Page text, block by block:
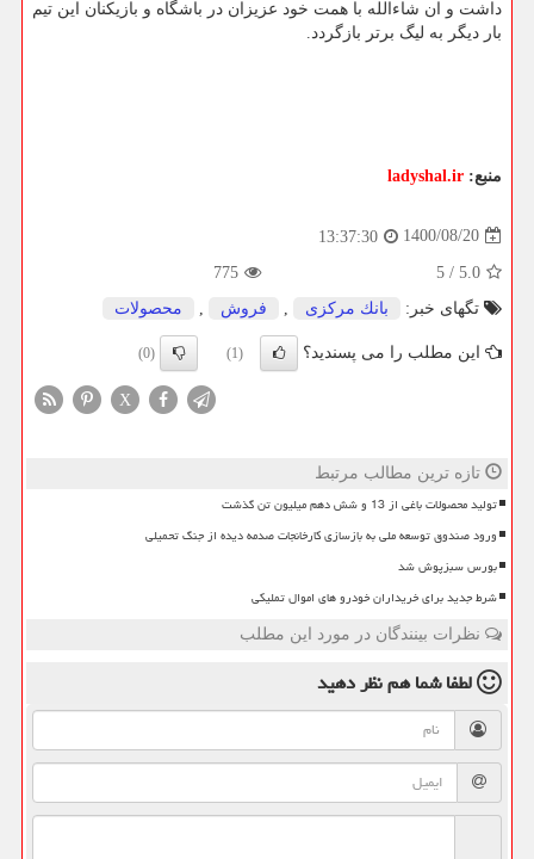
داشت و ان شاءالله با همت خود عزیزان در باشگاه و بازیکنان این تیم
بار دیگر به لیگ برتر بازگردد.
منبع: ladyshal.ir
1400/08/20
13:37:30
5.0
/
5
775
تگهای خبر:
بانك مركزی فروش محصولات
این مطلب را می پسندید؟ (1)
(0)
X
تازه ترین مطالب مرتبط
تولید محصولات باغی از 13 و شش دهم میلیون تن گذشت
ورود صندوق توسعه ملی به بازسازی کارخانجات صدمه دیده از جنگ تحمیلی
بورس سبزپوش شد
شرط جدید برای خریداران خودرو های اموال تملیکی
نظرات بینندگان در مورد این مطلب
لطفا شما همنظر دهید